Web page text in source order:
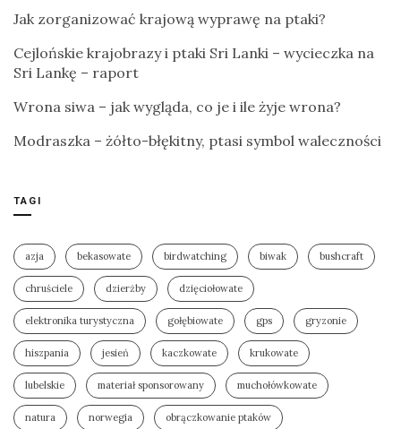
Jak zorganizować krajową wyprawę na ptaki?
Cejlońskie krajobrazy i ptaki Sri Lanki – wycieczka na
Sri Lankę – raport
Wrona siwa – jak wygląda, co je i ile żyje wrona?
Modraszka – żółto-błękitny, ptasi symbol waleczności
TAGI
azja bekasowate birdwatching biwak bushcraft
chruściele dzierżby dzięciołowate
elektronika turystyczna gołębiowate gps gryzonie
hiszpania jesień kaczkowate krukowate
lubelskie materiał sponsorowany muchołówkowate
natura norwegia obrączkowanie ptaków